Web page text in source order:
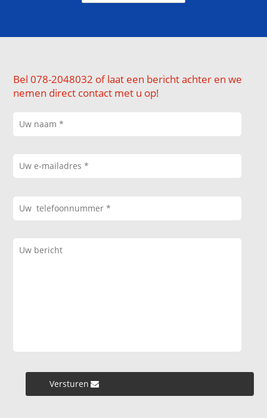
Bel 078-2048032 of laat een bericht achter en we
nemen direct contact met u op!
Versturen »